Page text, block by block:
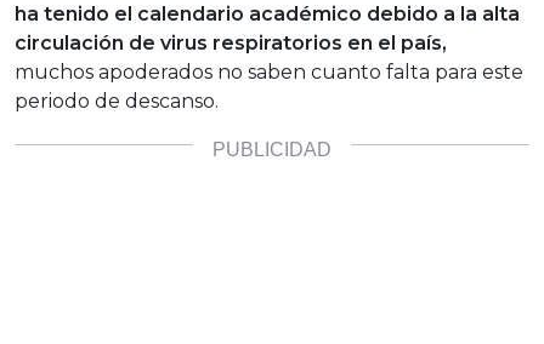
ha tenido el calendario académico debido a la alta
circulación de virus respiratorios en el país,
muchos apoderados no saben cuanto falta para este
periodo de descanso.